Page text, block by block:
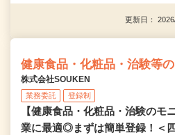
更新日：
健康食品・化粧品・治験等
株式会社SOUKEN
業務委託 登録制
【健康食品・化粧品・治験のモ
業に最適◎まずは簡単登録！＜